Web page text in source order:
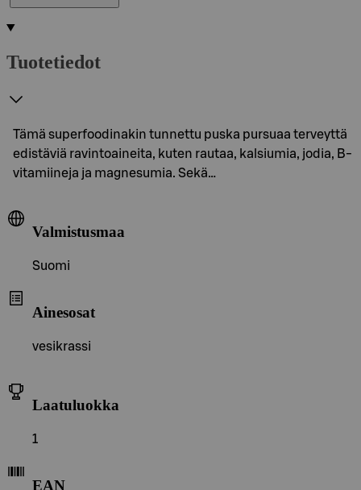
Tuotetiedot
Tämä superfoodinakin tunnettu puska pursuaa terveyttä
edistäviä ravintoaineita, kuten rautaa, kalsiumia, jodia, B-
vitamiineja ja magnesumia. Sekä…
Valmistusmaa
Suomi
Ainesosat
vesikrassi
Laatuluokka
1
EAN